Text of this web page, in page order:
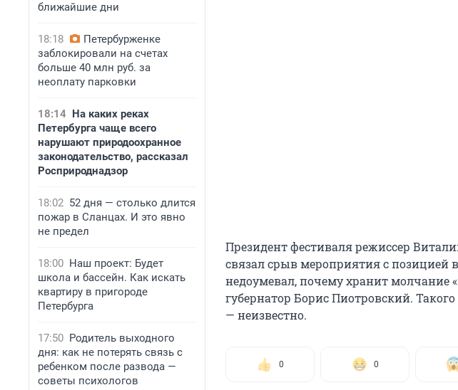
ближайшие дни
18:18
Петербурженке
заблокировали на счетах
больше 40 млн руб. за
неоплату парковки
18:14 На каких реках
Петербурга чаще всего
нарушают природоохранное
законодательство, рассказал
Росприроднадзор
18:02 52 дня — столько длится
пожар в Сланцах. И это явно
не предел
18:00 Наш проект: Будет
школа и бассейн. Как искать
квартиру в пригороде
Петербурга
17:50 Родитель выходного
дня: как не потерять связь с
ребенком после развода —
советы психологов
Президент фестиваля режиссер
связал срыв мероприятия с позицией
недоумевал, почему хранит молчание
губернатор Борис Пиотровский.
— неизвестно.
0 0